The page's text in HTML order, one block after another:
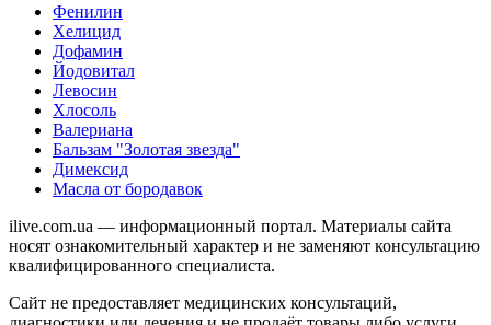
Фенилин
Хелицид
Дофамин
Йодовитал
Левосин
Хлосоль
Валериана
Бальзам "Золотая звезда"
Димексид
Масла от бородавок
ilive.com.ua — информационный портал. Материалы сайта
носят ознакомительный характер и не заменяют консультацию
квалифицированного специалиста.
Сайт не предоставляет медицинских консультаций,